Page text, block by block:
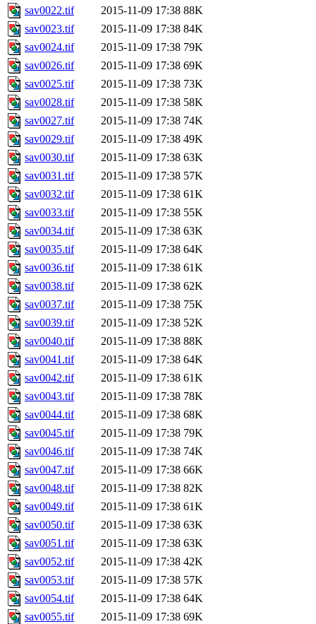
sav0022.tif
2015-11-09 17:38 88K
sav0023.tif
2015-11-09 17:38 84K
sav0024.tif
2015-11-09 17:38 79K
sav0026.tif
2015-11-09 17:38 69K
sav0025.tif
2015-11-09 17:38 73K
sav0028.tif
2015-11-09 17:38 58K
sav0027.tif
2015-11-09 17:38 74K
sav0029.tif
2015-11-09 17:38 49K
sav0030.tif
2015-11-09 17:38 63K
sav0031.tif
2015-11-09 17:38 57K
sav0032.tif
2015-11-09 17:38 61K
sav0033.tif
2015-11-09 17:38 55K
sav0034.tif
2015-11-09 17:38 63K
sav0035.tif
2015-11-09 17:38 64K
sav0036.tif
2015-11-09 17:38 61K
sav0038.tif
2015-11-09 17:38 62K
sav0037.tif
2015-11-09 17:38 75K
sav0039.tif
2015-11-09 17:38 52K
sav0040.tif
2015-11-09 17:38 88K
sav0041.tif
2015-11-09 17:38 64K
sav0042.tif
2015-11-09 17:38 61K
sav0043.tif
2015-11-09 17:38 78K
sav0044.tif
2015-11-09 17:38 68K
sav0045.tif
2015-11-09 17:38 79K
sav0046.tif
2015-11-09 17:38 74K
sav0047.tif
2015-11-09 17:38 66K
sav0048.tif
2015-11-09 17:38 82K
sav0049.tif
2015-11-09 17:38 61K
sav0050.tif
2015-11-09 17:38 63K
sav0051.tif
2015-11-09 17:38 63K
sav0052.tif
2015-11-09 17:38 42K
sav0053.tif
2015-11-09 17:38 57K
sav0054.tif
2015-11-09 17:38 64K
sav0055.tif
2015-11-09 17:38 69K